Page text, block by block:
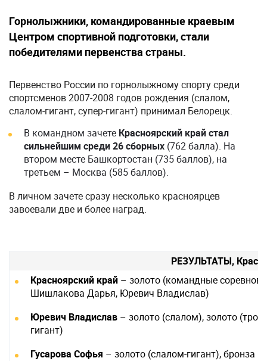
Горнолыжники, командированные краевым
Центром спортивной подготовки, стали
победителями первенства страны.
Первенство России по горнолыжному спорту среди
спортсменов 2007-2008 годов рождения (слалом,
слалом-гигант, супер-гигант) принимал Белорецк.
В командном зачете Красноярский край стал
сильнейшим среди 26 сборных (762 балла). На
втором месте Башкортостан (735 баллов), на
третьем – Москва (585 баллов).
В личном зачете сразу несколько красноярцев
завоевали две и более наград.
РЕЗУЛЬТАТЫ,
Красноярский край – золото (командные
Шишлакова Дарья, Юревич Владислав)
Юревич Владислав – золото (слалом), золото
гигант)
Гусарова Софья – золото (слалом-гигант), бронза